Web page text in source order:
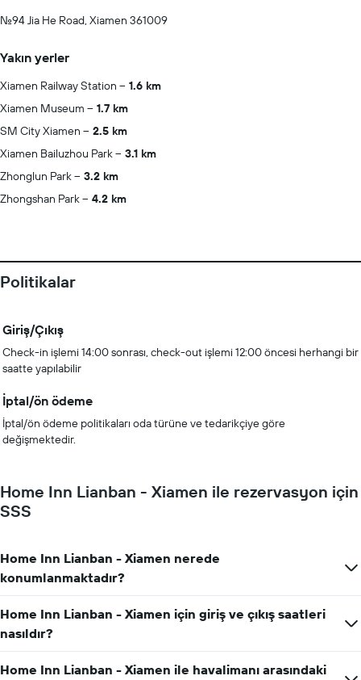
No.94 Jia He Road, Xiamen 361009
Yakın yerler
Xiamen Railway Station
1.6 km
Xiamen Museum
1.7 km
SM City Xiamen
2.5 km
Xiamen Bailuzhou Park
3.1 km
Zhonglun Park
3.2 km
Zhongshan Park
4.2 km
Politikalar
Giriş/Çıkış
Check-in işlemi 14:00 sonrası, check-out işlemi 12:00 öncesi herhangi bir
saatte yapılabilir
İptal/ön ödeme
İptal/ön ödeme politikaları oda türüne ve tedarikçiye göre
değişmektedir.
Home Inn Lianban - Xiamen ile rezervasyon için
SSS
Home Inn Lianban - Xiamen nerede
konumlanmaktadır?
Home Inn Lianban - Xiamen için giriş ve çıkış saatleri
nasıldır?
Home Inn Lianban - Xiamen ile havalimanı arasındaki